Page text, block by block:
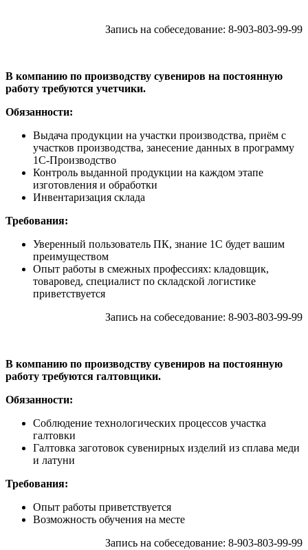
Запись на собеседование: 8-903-803-99-99
В компанию по производству сувениров на постоянную
работу требуются учетчики.
Обязанности:
Выдача продукции на участки производства, приём с
участков производства, занесение данных в программу
1С-Производство
Контроль выданной продукции на каждом этапе
изготовления и обработки
Инвентаризация склада
Требования:
Уверенный пользователь ПК, знание 1С будет вашим
преимуществом
Опыт работы в смежных профессиях: кладовщик,
товаровед, специалист по складской логистике
приветствуется
Запись на собеседование: 8-903-803-99-99
В компанию по производству сувениров на постоянную
работу требуются галтовщики.
Обязанности:
Соблюдение технологических процессов участка
галтовки
Галтовка заготовок сувенирных изделий из сплава меди
и латуни
Требования:
Опыт работы приветствуется
Возможность обучения на месте
Запись на собеседование: 8-903-803-99-99